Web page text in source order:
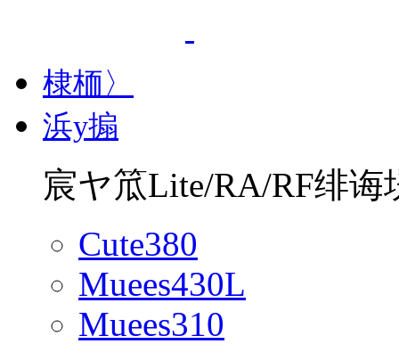
棣栭〉
浜у搧
宸ヤ笟Lite/RA/RF绯诲
Cute380
Muees430L
Muees310